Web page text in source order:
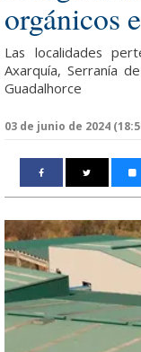
orgánicos
Las localidades
Axarquía, Serranía
Guadalhorce
03 de junio de 2024